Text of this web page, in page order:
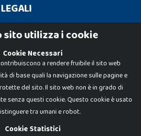
sito utilizza i cookie
Cookie Necessari
a rendere fruibile il sito web
di base quali la navigazione sulle pagine e
del sito. Il sito web non è in grado di
senza questi cookie. Questo cookie è usato
tra umani e robot.
Cookie Statistici